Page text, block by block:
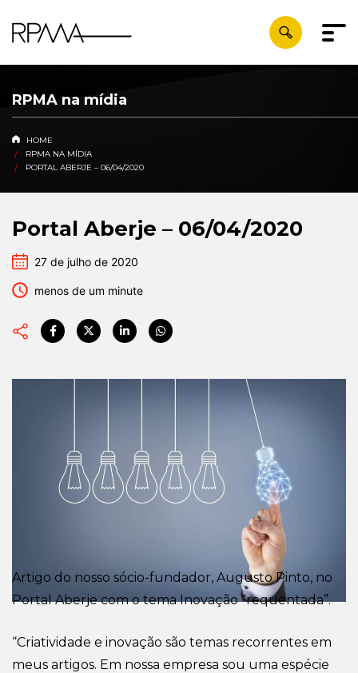
RPMA na mídia
HOME
RPMA NA MÍDIA
PORTAL ABERJE – 06/04/2020
Portal Aberje – 06/04/2020
27 de julho de 2020
menos de um minute
Artigo do nosso sócio-fundador, Augusto Pinto, no
Portal Aberje com o tema Inovação “requentada”.
“Criatividade e inovação são temas recorrentes em
meus artigos. Em nossa empresa sou uma espécie